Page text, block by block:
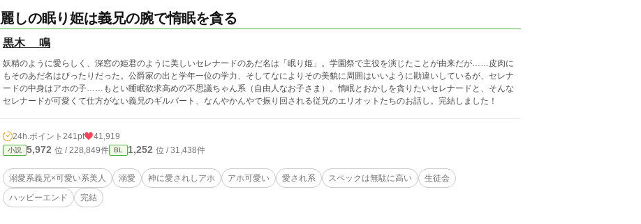
麗しの眠り姫は義兄の腕で惰眠を貪る
黒木 鳴
妖精のように愛らしく、深窓の姫君のように美しいセレナードのあだ名は「眠り姫」。学園祭で主役を演じたことが由来だが……皮肉に
もそのあだ名はぴったりだった。公爵家の出と学年一位の学力、そしてなによりその美貌に周囲はいいように勘違いしているが、セレナ
ードの中身はアホの子……もとい睡眠欲求高めの不思議ちゃん系（自由人なお子さま）。惰眠とおかしを貪りたいセレナードと、そんな
セレナードが可愛くて仕方がない義兄のギルバート、なんやかんやで振り回される従兄のエリオットたちのお話し。完結しました！
24h.ポイント 241pt 41,919
小説 5,972 位 / 228,849件 BL 1,252 位 / 31,438件
溺愛系義兄×可愛い系美人 溺愛 神に愛されしアホ アホ可愛い 愛され系 スペックは無駄に高い
生徒会
ハッピーエンド
完結